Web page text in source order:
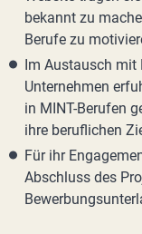
bekannt zu
Berufe zu
Im Austausch mit
Unternehmen
in MINT-Berufen
ihre beruflichen
Für ihr
Abschluss des